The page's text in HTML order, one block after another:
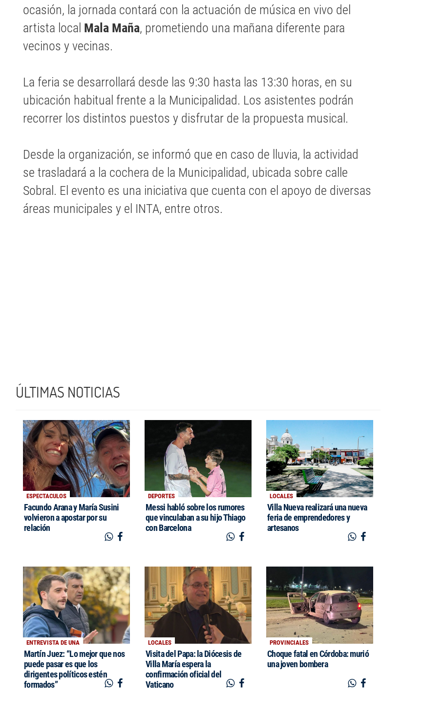
ocasión, la jornada contará con la actuación de música en vivo del
artista local Mala Maña, prometiendo una mañana diferente para
vecinos y vecinas.
La feria se desarrollará desde las 9:30 hasta las 13:30 horas, en su
ubicación habitual frente a la Municipalidad. Los asistentes podrán
recorrer los distintos puestos y disfrutar de la propuesta musical.
Desde la organización, se informó que en caso de lluvia, la actividad
se trasladará a la cochera de la Municipalidad, ubicada sobre calle
Sobral. El evento es una iniciativa que cuenta con el apoyo de diversas
áreas municipales y el INTA, entre otros.
ÚLTIMAS NOTICIAS
ESPECTACULOS
Facundo Arana y María Susini
volvieron a apostar por su
relación
DEPORTES
Messi habló sobre los rumores
que vinculaban a su hijo Thiago
con Barcelona
LOCALES
Villa Nueva realizará una nueva
feria de emprendedores y
artesanos
ENTREVISTA DE UNA
Martín Juez: “Lo mejor que nos
puede pasar es que los
dirigentes políticos estén
formados”
LOCALES
Visita del Papa: la Diócesis de
Villa María espera la
confirmación oficial del
Vaticano
PROVINCIALES
Choque fatal en Córdoba: murió
una joven bombera